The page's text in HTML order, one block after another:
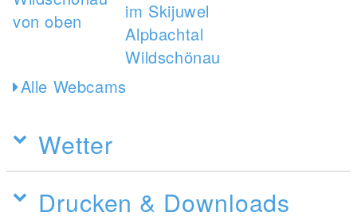
Alle Webcams
Wetter
Drucken & Downloads